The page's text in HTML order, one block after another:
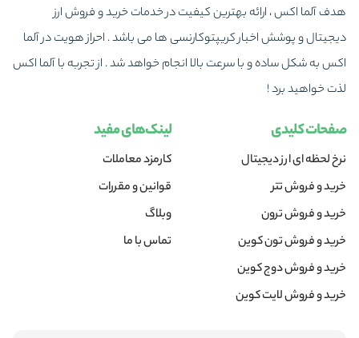
هدف آلما اکس ، ارائه بهترین کیفیت در خدمات خرید و فروش ارز
دیجیتال و پوشش اخبار کریپتوکارنسی ها می باشد . احراز هویت در آلما
اکس به شکل ساده و با سرعت بالا انجام خواهد شد . از تجربه با آلما اکس
لذت خواهید برد !
صفحات کلیدی
نرخ لحظه ای ارز دیجیتال
خرید و فروش تتر
خرید و فروش ترون
خرید و فروش تون کوین
خرید و فروش دوج کوین
خرید و فروش لایت کوین
لینک‌های مفید
کارمزد معاملات
قوانین و مقررات
وبلاگ
تماس با ما